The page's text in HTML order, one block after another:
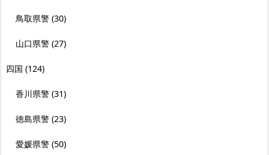
鳥取県警 (30)
山口県警 (27)
四国 (124)
香川県警 (31)
徳島県警 (23)
愛媛県警 (50)